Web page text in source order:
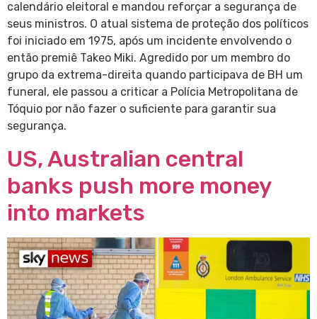
calendário eleitoral e mandou reforçar a segurança de
seus ministros. O atual sistema de proteção dos políticos
foi iniciado em 1975, após um incidente envolvendo o
então premiê Takeo Miki. Agredido por um membro do
grupo da extrema-direita quando participava de BH um
funeral, ele passou a criticar a Polícia Metropolitana de
Tóquio por não fazer o suficiente para garantir sua
segurança.
US, Australian central
banks push more money
into markets